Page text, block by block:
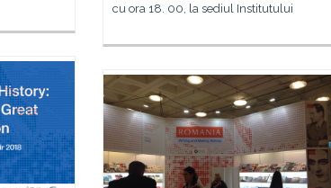
cu ora 18. 00, la sediul Institutului